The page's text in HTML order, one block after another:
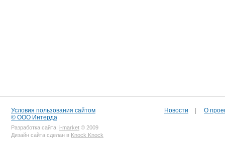
Условия пользования сайтом
© ООО Интерда
Разработка сайта: i-market © 2009
Дизайн сайта сделан в Knock Knock
Новости О